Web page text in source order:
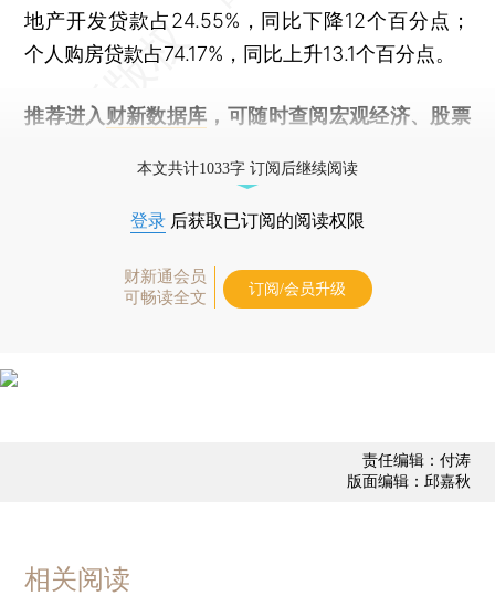
地产开发贷款占24.55%，同比下降12个百分点；
个人购房贷款占74.17%，同比上升13.1个百分点。
推荐进入 财新数据库 ，可随时查阅宏观经济、股票
本文共计1033字 订阅后继续阅读
登录 后获取已订阅的阅读权限
财新通会员
可畅读全文
订阅/会员升级
责任编辑：付涛
版面编辑：邱嘉秋
相关阅读